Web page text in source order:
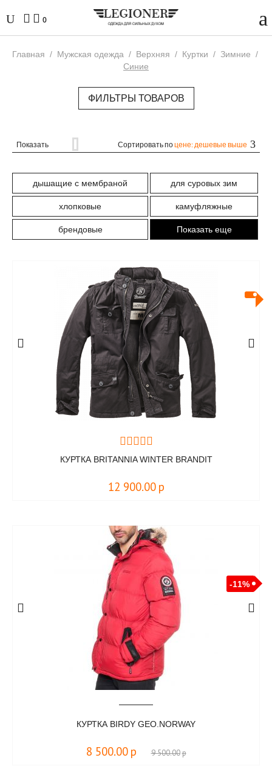
0
Главная / Мужская одежда / Верхняя / Куртки / Зимние /
Синие
ФИЛЬТРЫ ТОВАРОВ
Показать Сортировать поцене: дешевые выше
дышащие с мембраной для суровых зим
хлопковые камуфляжные
брендовые Показать еще
КУРТКА BRITANNIA WINTER BRANDIT
12 900.00 р
-11%
КУРТКА BIRDY GEO.NORWAY
8 500.00 р 9 500.00р